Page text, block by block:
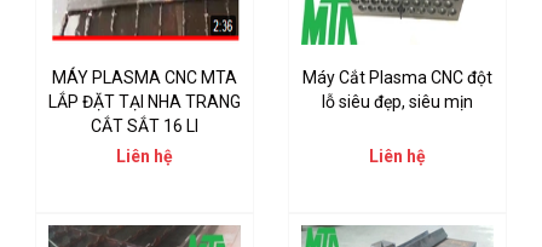
MÁY PLASMA CNC MTA
LẮP ĐẶT TẠI NHA TRANG
CẮT SẮT 16 LI
Liên hệ
Máy Cắt Plasma CNC đột
lỗ siêu đẹp, siêu mịn
Liên hệ